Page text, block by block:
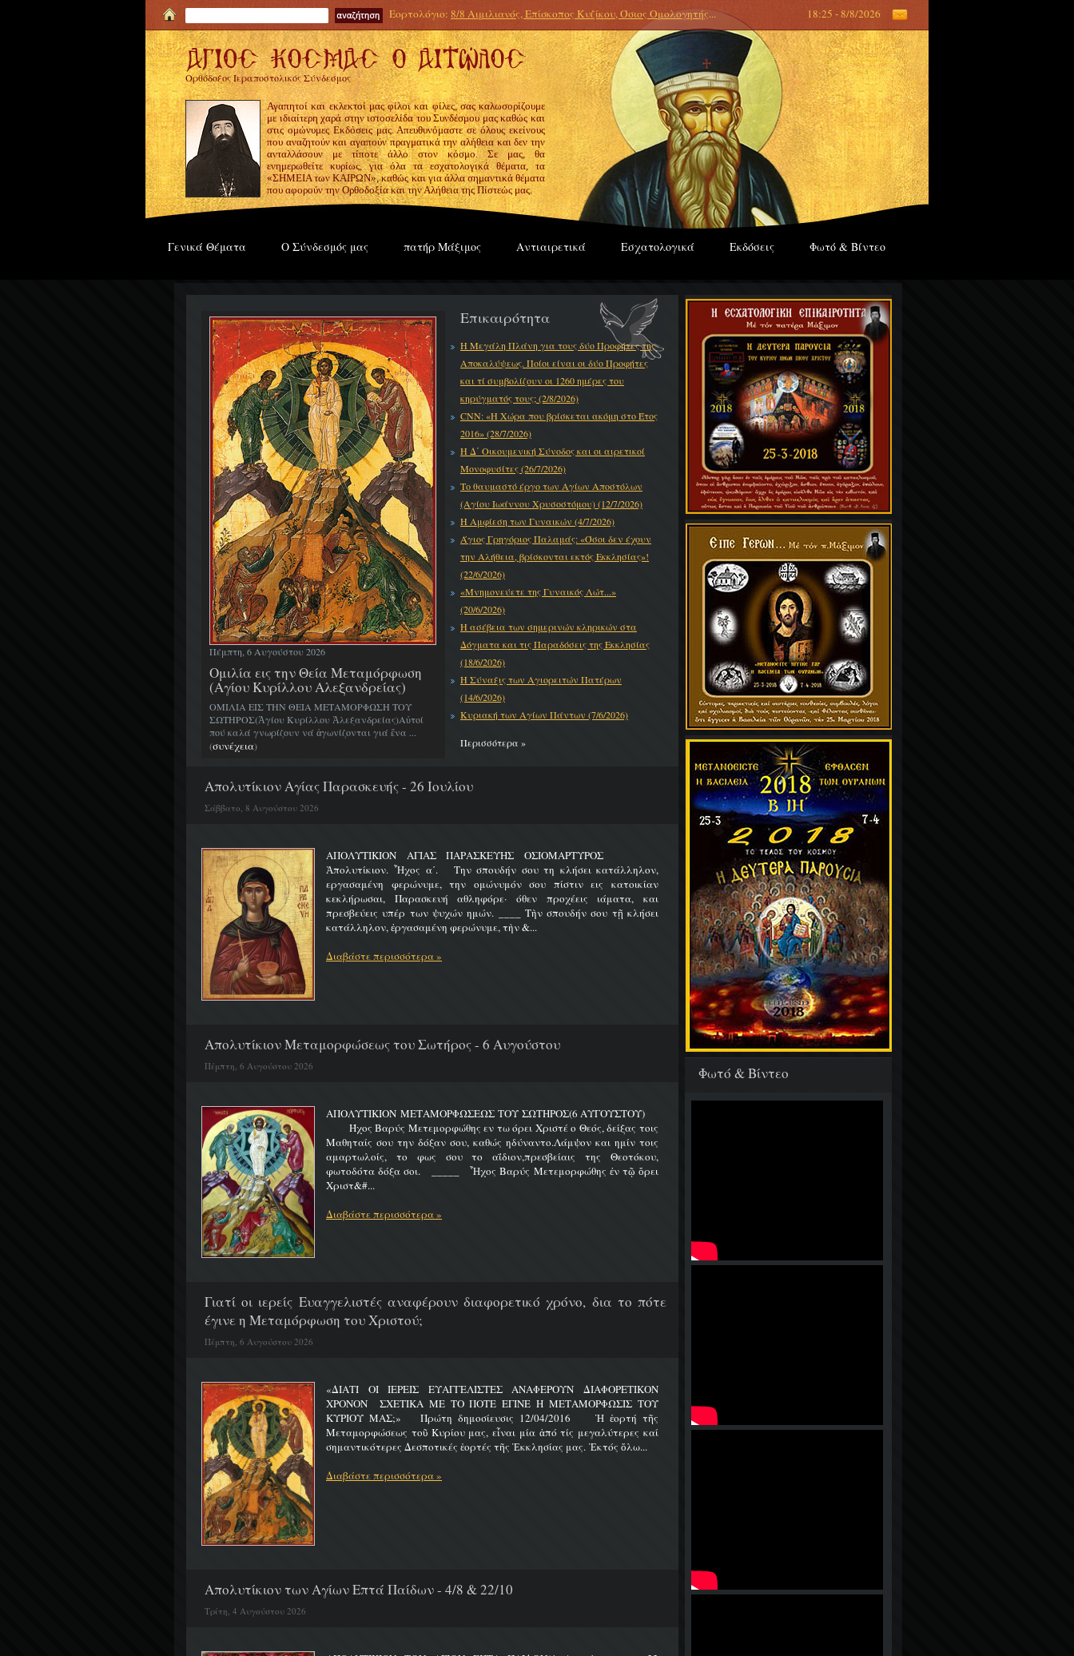
Εορτολόγιο: 8/8 Αιμιλιανός, Επίσκοπος Κυζίκου, Όσιος Ομολογητής... 18:25 - 8/8/2026
Ορθόδοξος Ιεραποστολικός Σύνδεσμος
Αγαπητοί και εκλεκτοί μας φίλοι και φίλες, σας καλωσορίζουμε
με ιδιαίτερη χαρά στην ιστοσελίδα του Συνδέσμου μας καθώς και
στις ομώνυμες Εκδόσεις μας. Απευθυνόμαστε σε όλους εκείνους
που αναζητούν και αγαπούν πραγματικά την αλήθεια και δεν την
ανταλλάσουν με τίποτε άλλο στον κόσμο. Σε μας, θα
ενημερωθείτε κυρίως, για όλα τα εσχατολογικά θέματα, τα
«ΣΗΜΕΙΑ των ΚΑΙΡΩΝ», καθώς και για άλλα σημαντικά θέματα
που αφορούν την Ορθοδοξία και την Αλήθεια της Πίστεώς μας.
Γενικά Θέματα Ο Σύνδεσμός μας πατήρ Μάξιμος Αντιαιρετικά Εσχατολογικά Εκδόσεις Φωτό & Βίντεο
Φωτό & Βίντεο
Πέμπτη, 6 Αυγούστου 2026
Ομιλία εις την Θεία Μεταμόρφωση
(Αγίου Κυρίλλου Αλεξανδρείας)
ΟΜΙΛΙΑ ΕΙΣ ΤΗΝ ΘΕΙΑ ΜΕΤΑΜΟΡΦΩΣΗ ΤΟΥ
ΣΩΤΗΡΟΣ(Ἁγίου Κυρίλλου Ἀλεξανδρείας)Αὐτοί
πού καλά γνωρίζουν νά ἀγωνίζονται γιά ἕνα ...
(συνέχεια)
Επικαιρότητα
Η Μεγάλη Πλάνη για τους δύο Προφήτες της
Αποκαλύψεως. Ποίοι είναι οι δύο Προφήτες
και τί συμβολίζουν οι 1260 ημέρες του
κηρύγματός τους; (2/8/2026)
CNN: «Η Χώρα που βρίσκεται ακόμη στο Έτος
2016» (28/7/2026)
Η Δ΄ Οικουμενική Σύνοδος και οι αιρετικοί
Μονοφυσίτες (26/7/2026)
Το θαυμαστό έργο των Αγίων Αποστόλων
(Αγίου Ιωάννου Χρυσοστόμου) (12/7/2026)
Η Αμφίεση των Γυναικών (4/7/2026)
Άγιος Γρηγόριος Παλαμάς: «Όσοι δεν έχουν
την Αλήθεια, βρίσκονται εκτός Εκκλησίας»!
(22/6/2026)
«Μνημονεύετε της Γυναικός Λώτ...»
(20/6/2026)
Η ασέβεια των σημερινών κληρικών στα
Δόγματα και τις Παραδόσεις της Εκκλησίας
(18/6/2026)
Η Σύναξις των Αγιορειτών Πατέρων
(14/6/2026)
Κυριακή των Αγίων Πάντων (7/6/2026)
Περισσότερα »
Απολυτίκιον Αγίας Παρασκευής - 26 Ιουλίου
Σάββατο, 8 Αυγούστου 2026
ΑΠΟΛΥΤΙΚΙΟΝ ΑΓΙΑΣ ΠΑΡΑΣΚΕΥΗΣ ΟΣΙΟΜΑΡΤΥΡΟΣ
Ἀπολυτίκιον. Ἦχος α΄. Την σπουδήν σου τη κλήσει κατάλληλον,
εργασαμένη φερώνυμε, την ομώνυμόν σου πίστιν εις κατοικίαν
κεκλήρωσαι, Παρασκευή αθληφόρε· όθεν προχέεις ιάματα, και
πρεσβεύεις υπέρ των ψυχών ημών. ____ Τὴν σπουδήν σου τῇ κλήσει
κατάλληλον, ἐργασαμένη φερώνυμε, τὴν &...
Διαβάστε περισσότερα »
Απολυτίκιον Μεταμορφώσεως του Σωτήρος - 6 Αυγούστου
Πέμπτη, 6 Αυγούστου 2026
ΑΠΟΛΥΤΙΚΙΟΝ ΜΕΤΑΜΟΡΦΩΣΕΩΣ ΤΟΥ ΣΩΤΗΡΟΣ(6 ΑΥΓΟΥΣΤΟΥ)
Ήχος Βαρύς Μετεμορφώθης εν τω όρει Χριστέ ο Θεός, δείξας τοις
Μαθηταίς σου την δόξαν σου, καθώς ηδύναντο.Λάμψον και ημίν τοις
αμαρτωλοίς, το φως σου το αΐδιον,πρεσβείαις της Θεοτόκου,
φωτοδότα δόξα σοι. _____ Ἦχος Βαρύς Μετεμορφώθης ἐν τῷ ὄρει
Χριστ&#...
Διαβάστε περισσότερα »
Γιατί οι ιερείς Ευαγγελιστές αναφέρουν διαφορετικό χρόνο, δια το πότε
έγινε η Μεταμόρφωση του Χριστού;
Πέμπτη, 6 Αυγούστου 2026
«ΔΙΑΤΙ ΟΙ ΙΕΡΕΙΣ ΕΥΑΓΓΕΛΙΣΤΕΣ ΑΝΑΦΕΡΟΥΝ ΔΙΑΦΟΡΕΤΙΚΟΝ
ΧΡΟΝΟΝ ΣΧΕΤΙΚΑ ΜΕ ΤΟ ΠΟΤΕ ΕΓΙΝΕ Η ΜΕΤΑΜΟΡΦΩΣΙΣ ΤΟΥ
ΚΥΡΙΟΥ ΜΑΣ;» Πρώτη δημοσίευσις 12/04/2016 Ἡ ἑορτή τῆς
Μεταμορφώσεως τοῦ Κυρίου μας, εἶναι μία ἀπό τίς μεγαλύτερες καί
σημαντικότερες Δεσποτικές ἑορτές τῆς Ἐκκλησίας μας. Ἐκτός ὅλω...
Διαβάστε περισσότερα »
Απολυτίκιον των Αγίων Επτά Παίδων - 4/8 & 22/10
Τρίτη, 4 Αυγούστου 2026